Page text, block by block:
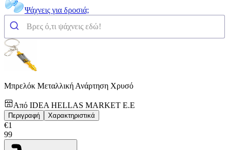
Ψάχνεις για δροσιά;
Μπρελόκ Μεταλλική Ανάρτηση Χρυσό
Από IDEA HELLAS MARKET E.E
Περιγραφή Χαρακτηριστικά
€1
99